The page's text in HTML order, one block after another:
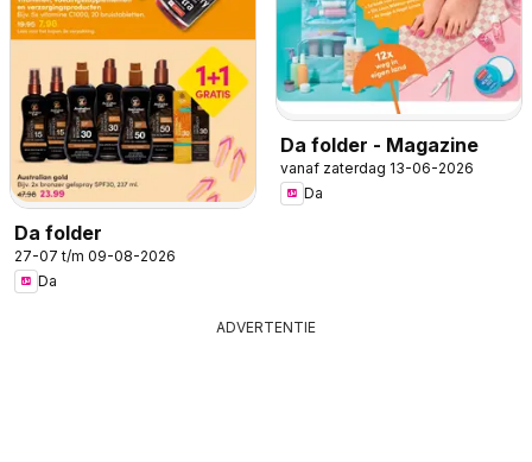
Da folder
27-07 t/m 09-08-2026
Da
Da folder - Magazine
vanaf zaterdag 13-06-2026
Da
ADVERTENTIE